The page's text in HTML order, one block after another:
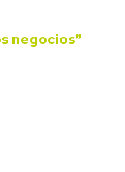
negocios”